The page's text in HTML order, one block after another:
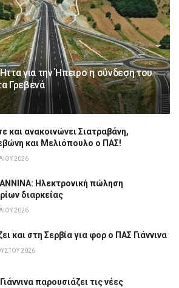
για την Ήπειρο η σύνδεση του
Γρεβενά
και ανακοινώνει Σιατραβάνη,
και Μελιόπουλο ο ΠΑΣ!
2026
Hλεκτρονική πώληση
διαρκείας
2026
και στη Σερβία για φορ ο ΠΑΣ Γιάννινα
2026
παρουσιάζει τις νέες